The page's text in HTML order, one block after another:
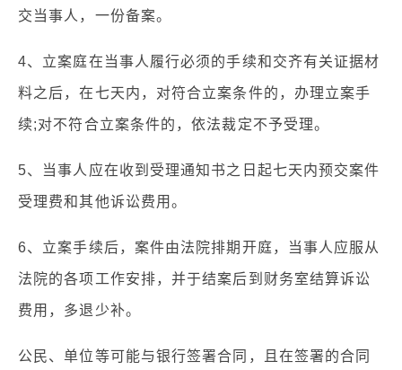
交当事人，一份备案。
4、立案庭在当事人履行必须的手续和交齐有关证据材
料之后，在七天内，对符合立案条件的，办理立案手
续;对不符合立案条件的，依法裁定不予受理。
5、当事人应在收到受理通知书之日起七天内预交案件
受理费和其他诉讼费用。
6、立案手续后，案件由法院排期开庭，当事人应服从
法院的各项工作安排，并于结案后到财务室结算诉讼
费用，多退少补。
公民、单位等可能与银行签署合同，且在签署的合同